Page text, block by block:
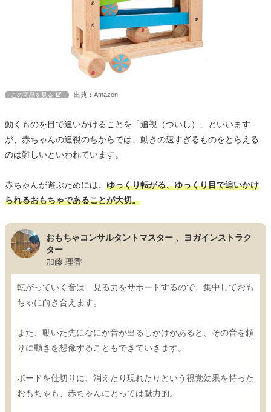
この商品を見る 出典：Amazon
動くものを目で追いかけることを「追視（ついし）」といいます
が、赤ちゃんの追視のちからでは、動きの速すぎるものをとらえる
のは難しいといわれています。
赤ちゃんが遊ぶためには、 ゆっくり転がる、ゆっくり目で追いかけ
られるおもちゃであることが大切。
おもちゃコンサルタントマスター 、ヨガインストラク
ター
加藤 理香
転がっていく音は、見る力をサポートするので、集中しておも
ちゃに向き合えます。
また、動いた先になにか音が出るしかけがあると、その音を頼
りに動きを想像することもできていきます。
ボードを仕切りに、消えたり現れたりという視覚効果を持った
おもちゃも、赤ちゃんにとっては魅力的。